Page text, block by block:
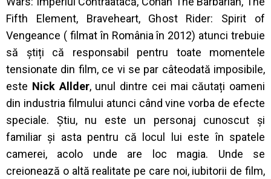
Fifth Element, Braveheart, Ghost Rider: Spirit of
Vengeance ( filmat în România în 2012) atunci trebuie
să știți că responsabil pentru toate momentele
tensionate din film, ce vi se par câteodată imposibile,
este Nick Allder, unul dintre cei mai căutați oameni
din industria filmului atunci când vine vorba de efecte
speciale. Știu, nu este un personaj cunoscut și
familiar și asta pentru că locul lui este în spatele
camerei, acolo unde are loc magia. Unde se
creionează o altă realitate pe care noi, iubitorii de film,